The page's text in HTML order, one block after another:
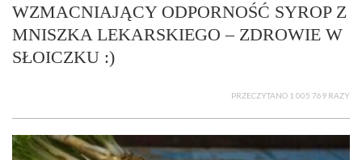
WZMACNIAJĄCY ODPORNOŚĆ SYROP Z
MNISZKA LEKARSKIEGO – ZDROWIE W
SŁOICZKU :)
PRZECZYTANO 1 005 769 RAZY